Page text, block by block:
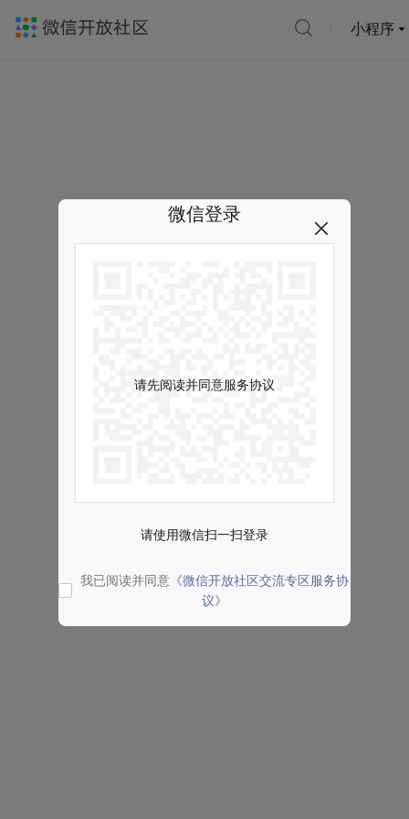
小程序
微信登录
请先阅读并同意服务协议
请使用微信扫一扫登录
我已阅读并同意 《微信开放社区交流专区服务协
议》